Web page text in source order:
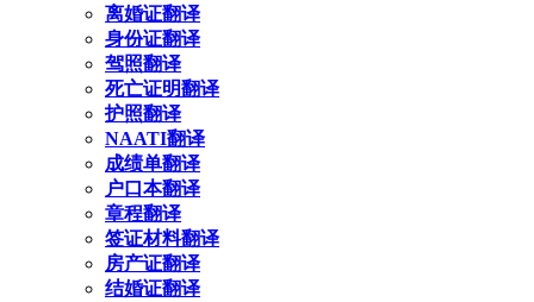
离婚证翻译
身份证翻译
驾照翻译
死亡证明翻译
护照翻译
NAATI翻译
成绩单翻译
户口本翻译
章程翻译
签证材料翻译
房产证翻译
结婚证翻译